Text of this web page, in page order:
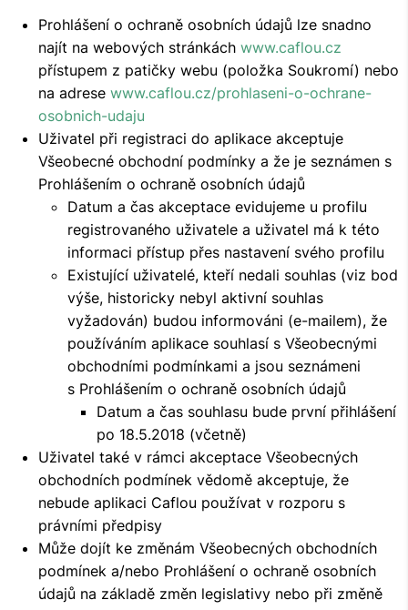
Prohlášení o ochraně osobních údajů lze snadno
najít na webových stránkách www.caflou.cz
přístupem z patičky webu (položka Soukromí) nebo
na adrese www.caflou.cz/prohlaseni-o-ochrane-
osobnich-udaju
Uživatel při registraci do aplikace akceptuje
Všeobecné obchodní podmínky a že je seznámen s
Prohlášením o ochraně osobních údajů
Datum a čas akceptace evidujeme u profilu
registrovaného uživatele a uživatel má k této
informaci přístup přes nastavení svého profilu
Existující uživatelé, kteří nedali souhlas (viz bod
výše, historicky nebyl aktivní souhlas
vyžadován) budou informováni (e-mailem), že
používáním aplikace souhlasí s Všeobecnými
obchodními podmínkami a jsou seznámeni
s Prohlášením o ochraně osobních údajů
Datum a čas souhlasu bude první přihlášení
po 18.5.2018 (včetně)
Uživatel také v rámci akceptace Všeobecných
obchodních podmínek vědomě akceptuje, že
nebude aplikaci Caflou používat v rozporu s
právními předpisy
Může dojít ke změnám Všeobecných obchodních
podmínek a/nebo Prohlášení o ochraně osobních
údajů na základě změn legislativy nebo při změně